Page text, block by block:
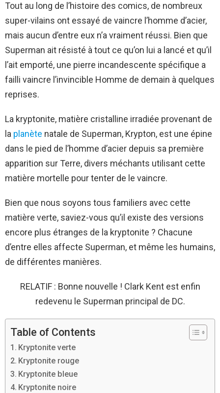
Tout au long de l’histoire des comics, de nombreux
super-vilains ont essayé de vaincre l’homme d’acier,
mais aucun d’entre eux n’a vraiment réussi. Bien que
Superman ait résisté à tout ce qu’on lui a lancé et qu’il
l’ait emporté, une pierre incandescente spécifique a
failli vaincre l’invincible Homme de demain à quelques
reprises.
La kryptonite, matière cristalline irradiée provenant de
la planète natale de Superman, Krypton, est une épine
dans le pied de l’homme d’acier depuis sa première
apparition sur Terre, divers méchants utilisant cette
matière mortelle pour tenter de le vaincre.
Bien que nous soyons tous familiers avec cette
matière verte, saviez-vous qu’il existe des versions
encore plus étranges de la kryptonite ? Chacune
d’entre elles affecte Superman, et même les humains,
de différentes manières.
RELATIF : Bonne nouvelle ! Clark Kent est enfin
redevenu le Superman principal de DC.
Table of Contents
Kryptonite verte
Kryptonite rouge
Kryptonite bleue
Kryptonite noire